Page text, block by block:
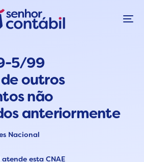
5/99
outros
não
anteriormente
Nacional
esta CNAE